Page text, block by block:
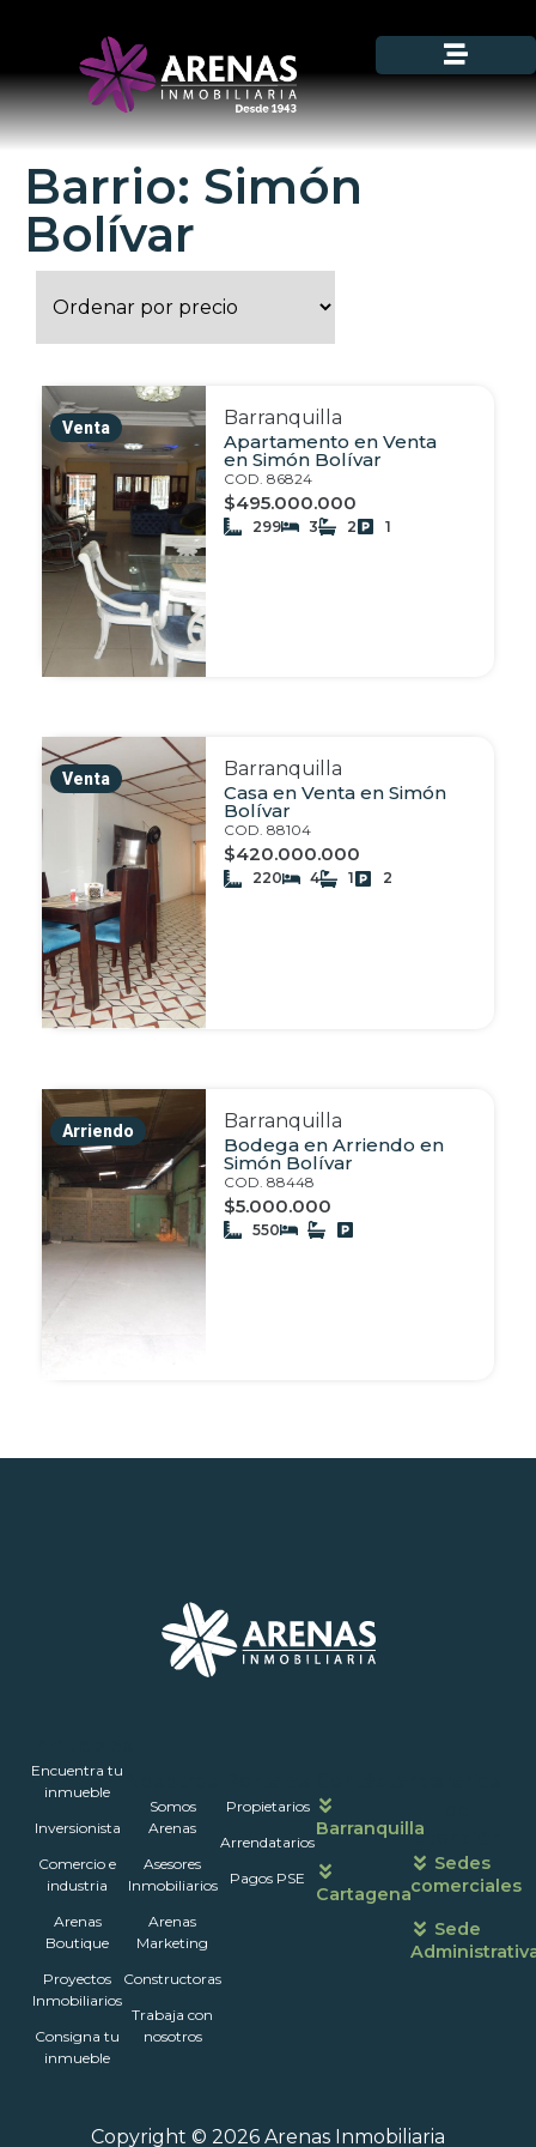
Barrio: Simón
Bolívar
Venta
Barranquilla
Apartamento en Venta
en Simón Bolívar
COD. 86824
$495.000.000
299 3 2 1
Venta
Barranquilla
Casa en Venta en Simón
Bolívar
COD. 88104
$420.000.000
220 4 1 2
Arriendo
Barranquilla
Bodega en Arriendo en
Simón Bolívar
COD. 88448
$5.000.000
550
Encuentra tu
inmueble
Inversionista
Comercio e
industria
Arenas
Boutique
Proyectos
Inmobiliarios
Consigna tu
inmueble
Somos
Arenas
Asesores
Inmobiliarios
Arenas
Marketing
Constructoras
Trabaja con
nosotros
Propietarios
Arrendatarios
Pagos PSE
Barranquilla
Cartagena
atención
Sedes
comerciales
Sede
Copyright © 2026 Arenas Inmobiliaria